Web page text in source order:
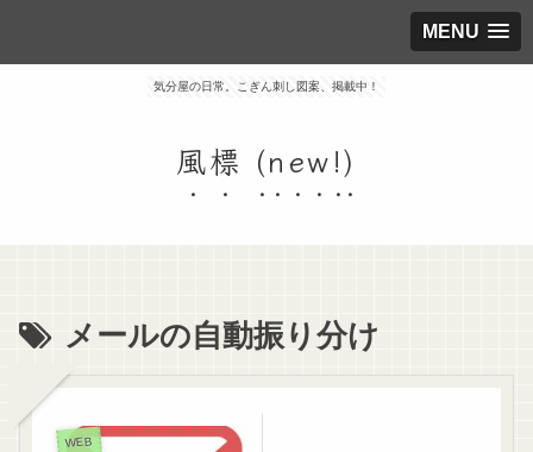
MENU
気分屋の日常。こぎん刺し図案、掲載中！
風標 (new!)
メールの自動振り分け
WEB